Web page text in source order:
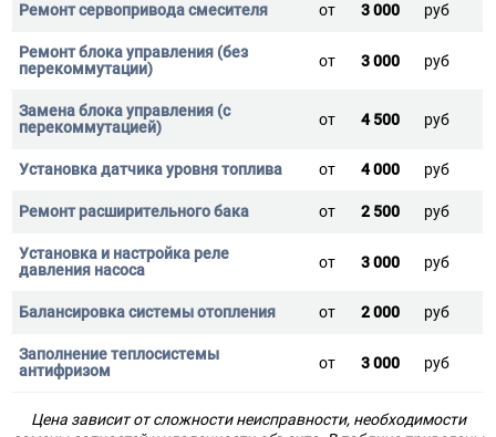
от 3 000 руб
от 3 000 руб
от 4 500 руб
от 4 000 руб
от 2 500 руб
от 3 000 руб
от 2 000 руб
от 3 000 руб
Цена зависит от сложности неисправности, необходимости